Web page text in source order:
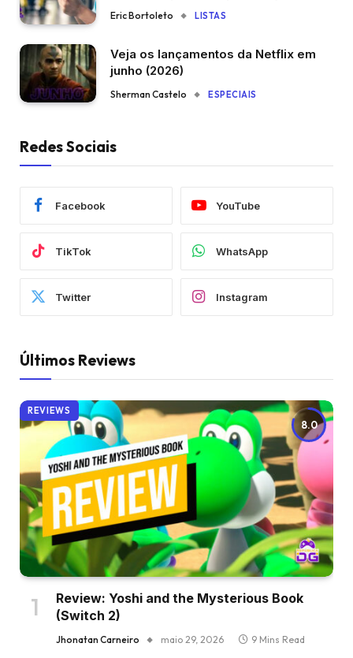
Eric Bortoleto LISTAS
Veja os lançamentos da Netflix em
junho (2026)
Sherman Castelo ESPECIAIS
Redes Sociais
Facebook YouTube
TikTok WhatsApp
Twitter Instagram
Últimos Reviews
8.0
REVIEWS
Review: Yoshi and the Mysterious Book
(Switch 2)
Jhonatan Carneiro maio 29, 2026 9 Mins Read